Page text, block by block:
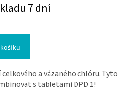
7 dní
a vázaného chlóru. Tyto
s tabletami DPD 1!